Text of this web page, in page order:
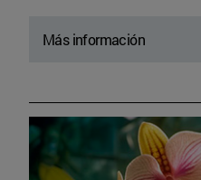
Más información